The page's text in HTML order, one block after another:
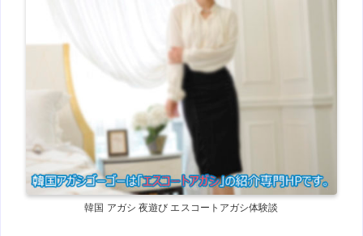
韓国 アガシ 夜遊び エスコートアガシ体験談